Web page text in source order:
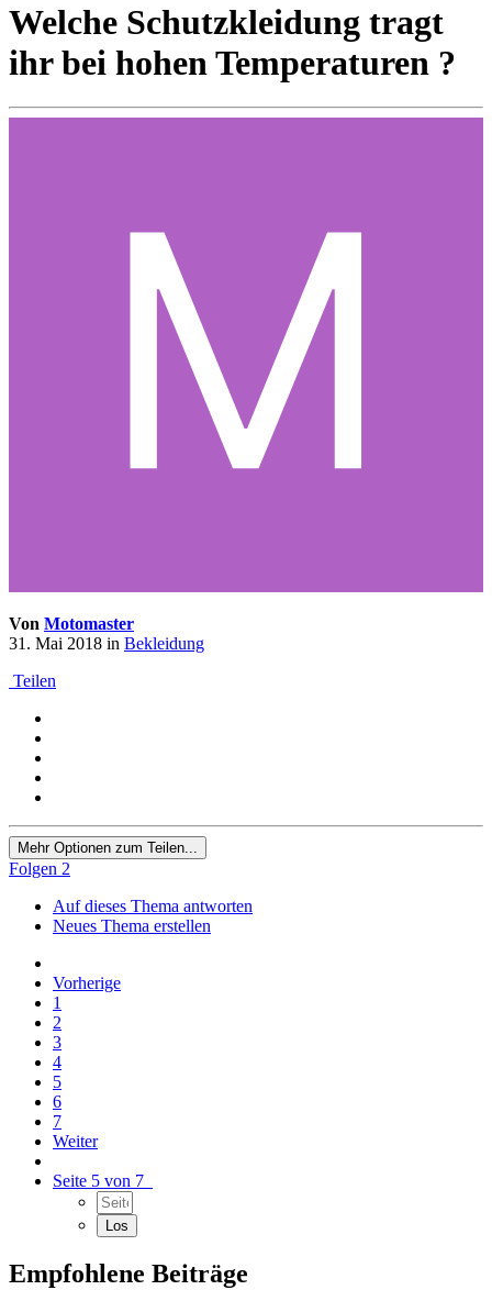
Welche Schutzkleidung tragt
ihr bei hohen Temperaturen ?
Von Motomaster
31. Mai 2018 in Bekleidung
Teilen
Mehr Optionen zum Teilen...
Folgen 2
Auf dieses Thema antworten
Neues Thema erstellen
Vorherige
1
2
3
4
5
6
7
Weiter
Seite 5 von 7
Empfohlene Beiträge